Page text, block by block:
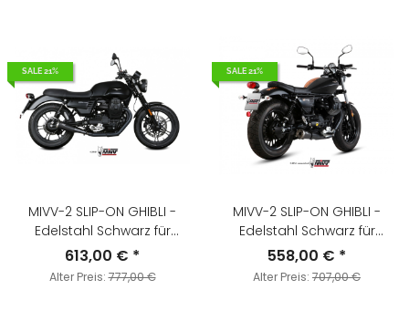
SALE 21%
MIVV-2 SLIP-ON GHIBLI -
Edelstahl Schwarz für
MOTO GUZZI - V7 III BJ. 2017
> 2020 - M.012.LGB
613,00 € *
Alter Preis:777,00 €
SALE 21%
MIVV-2 SLIP-ON GHIBLI -
Edelstahl Schwarz für
MOTO GUZZI - V9 BOBBER /
ROAMER BJ. 2016 > 2020 -
M.011.SGB
558,00 € *
Alter Preis: 707,00 €